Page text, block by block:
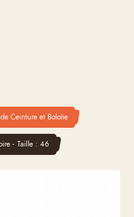
Ceinture et Bolotie
- Taille : 46